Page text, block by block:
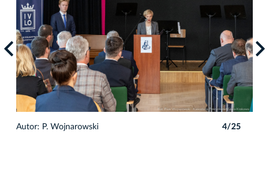
Autor: P. Wojnarowski 4/25